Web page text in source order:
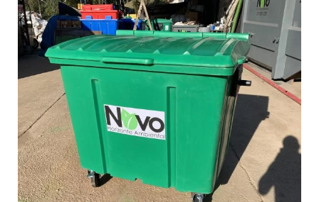
EMPRESAS DE REMOÇÃO DE ENTULHO EM SP
EMPRESAS DE TRANSPORTE DE RESÍDUOS PERIGOSOS
GERENCIAMENTO DE RESÍDUOS INDUSTRIAIS
GERENCIAMENTO DE RESÍDUOS PERIGOSOS
GERENCIAMENTO DE RESÍDUOS SÓLIDOS INDUSTRIAIS
REMOÇÃO DE RESIDUOS INDUSTRIAIS
SERVIÇO DE DESTRUIÇÃO DE DOCUMENTOS
SERVIÇOS DE COLETA E TRANSPORTE DE RESÍDUOS
TRANSPORTE DE RESIDUOS CLASSE 1 E 2